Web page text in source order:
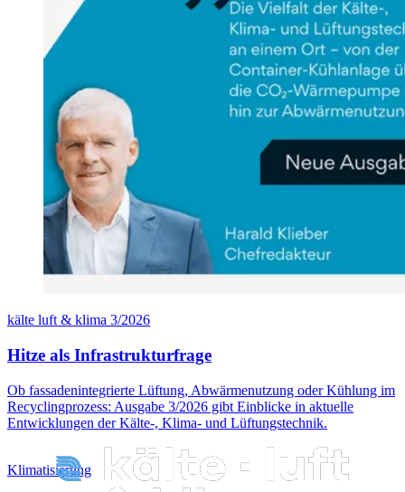
kälte luft & klima 3/2026
Hitze als Infrastrukturfrage
Ob fassadenintegrierte Lüftung, Abwärmenutzung oder Kühlung im
Recyclingprozess: Ausgabe 3/2026 gibt Einblicke in aktuelle
Entwicklungen der Kälte-, Klima- und Lüftungstechnik.
Klimatisierung